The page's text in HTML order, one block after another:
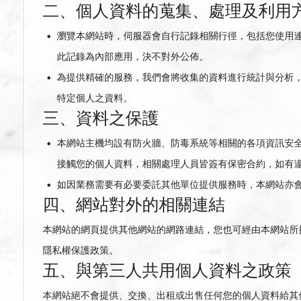
二、個人資料的蒐集、處理及利用
瀏覽本網站時，伺服器會自行記錄相關行徑，包括您使用
此記錄為內部應用，決不對外公佈。
為提供精確的服務，我們會將收集的資料進行統計與分析
特定個人之資料。
三、資料之保護
本網站主機均設有防火牆、防毒系統等相關的各項資訊
接觸您的個人資料，相關處理人員皆簽有保密合約，如有
如因業務需要有必要委託其他單位提供服務時，本網站亦
四、網站對外的相關連結
本網站的網頁提供其他網站的網路連結，您也可經由本網站
隱私權保護政策。
五、與第三人共用個人資料之政策
本網站絕不會提供、交換、出租或出售任何您的個人資料給